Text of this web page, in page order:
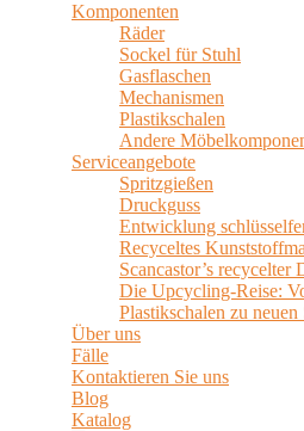
Komponenten
Räder
Sockel für Stuhl
Gasflaschen
Mechanismen
Plastikschalen
Andere
Serviceangebote
Spritzgießen
Druckguss
Entwicklung
Recyceltes
Scancastor’s recycelter
Die Upcycling-Reise:
Plastikschalen zu neuen
Über uns
Fälle
Kontaktieren Sie uns
Blog
Katalog